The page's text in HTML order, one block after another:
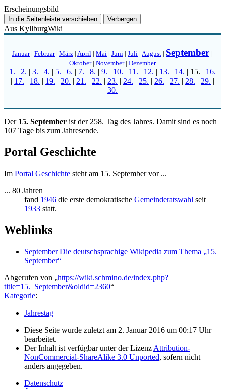
Erscheinungsbild
In die Seitenleiste verschieben Verbergen
Aus KyllburgWiki
Januar| Februar| März | April | Mai | Juni | Juli | August | September |
Oktober| November| Dezember
1. | 2. | 3. | 4. | 5. | 6. | 7. | 8. | 9. | 10. | 11. | 12. | 13. | 14. | 15. | 16.
| 17. | 18. | 19. | 20. | 21. | 22. | 23. | 24. | 25. | 26. | 27. | 28. | 29. |
30.
Der 15. September ist der 258. Tag des Jahres. Damit sind es noch
107 Tage bis zum Jahresende.
Portal Geschichte
Im Portal Geschichte steht am 15. September vor ...
... 80 Jahren
fand 1946 die erste demokratische Gemeinderatswahl seit
1933 statt.
Weblinks
September Die deutschsprachige Wikipedia zum Thema „15.
September“
Abgerufen von „https://wiki.schmino.de/index.php?
title=15._September&oldid=2360“
Kategorie:
Jahrestag
Diese Seite wurde zuletzt am 2. Januar 2016 um 00:17 Uhr
bearbeitet.
Der Inhalt ist verfügbar unter der Lizenz Attribution-
NonCommercial-ShareAlike 3.0 Unported, sofern nicht
anders angegeben.
Datenschutz